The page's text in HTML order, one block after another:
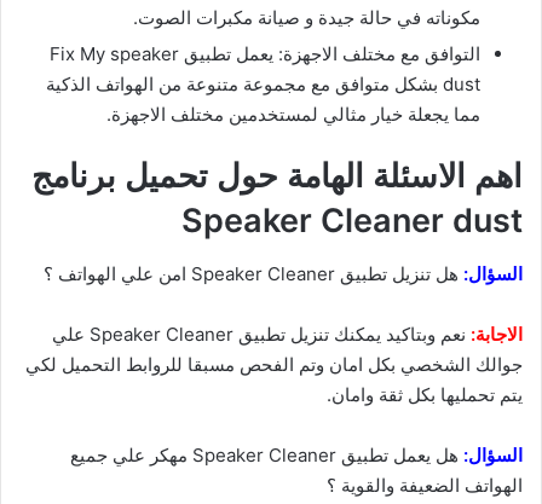
مكوناته في حالة جيدة و صيانة مكبرات الصوت.
التوافق مع مختلف الاجهزة: يعمل تطبيق Fix My speaker
dust بشكل متوافق مع مجموعة متنوعة من الهواتف الذكية
مما يجعلة خيار مثالي لمستخدمين مختلف الاجهزة.
اهم الاسئلة الهامة حول تحميل برنامج
Speaker Cleaner dust
السؤال: هل تنزيل تطبيق Speaker Cleaner امن علي الهواتف ؟
الاجابة:
نعم وبتاكيد يمكنك تنزيل تطبيق Speaker Cleaner علي
جوالك الشخصي بكل امان وتم الفحص مسبقا للروابط التحميل لكي
يتم تحمليها بكل ثقة وامان.
السؤال:
هل يعمل تطبيق Speaker Cleaner مهكر علي جميع
الهواتف الضعيفة والقوية ؟